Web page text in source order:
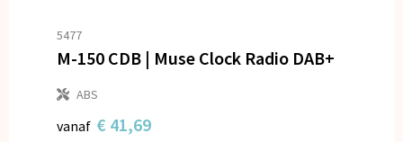
5477
M-150 CDB | Muse Clock Radio DAB+
ABS
vanaf € 41,69